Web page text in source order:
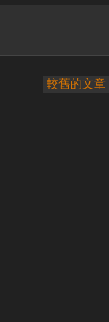
較舊的文章